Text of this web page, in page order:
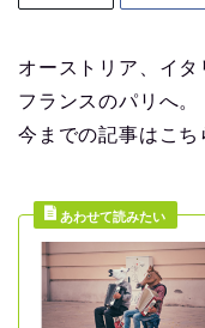
オーストリア、イ
フランスのパリへ。
今までの記事はこち